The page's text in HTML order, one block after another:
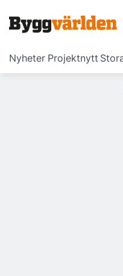
Nyheter Projektnytt